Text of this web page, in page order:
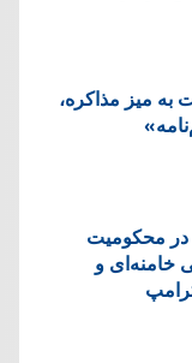
میز مذاکره،
در محکومیت
خامنه‌ای و